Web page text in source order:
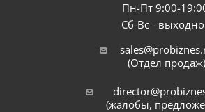
Пн-Пт 9:00-
Сб-Вс -
(Отдел продаж)
(жалобы,